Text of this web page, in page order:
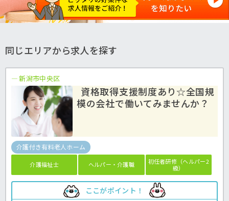
同じエリアから求人を探す
新潟市中央区
資格取得支援制度あり☆全国規
模の会社で働いてみませんか？
介護付き有料老人ホーム
介護福祉士 ヘルパー・介護職
初任者研修（ヘルパー2
級）
ここがポイント！